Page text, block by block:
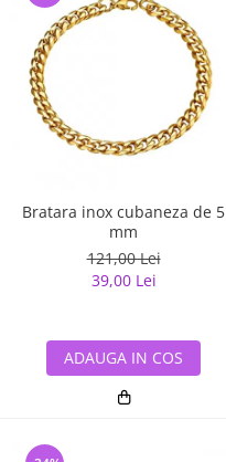
Bratara inox cubaneza de 5
mm
121,00 Lei
39,00 Lei
ADAUGA IN COS